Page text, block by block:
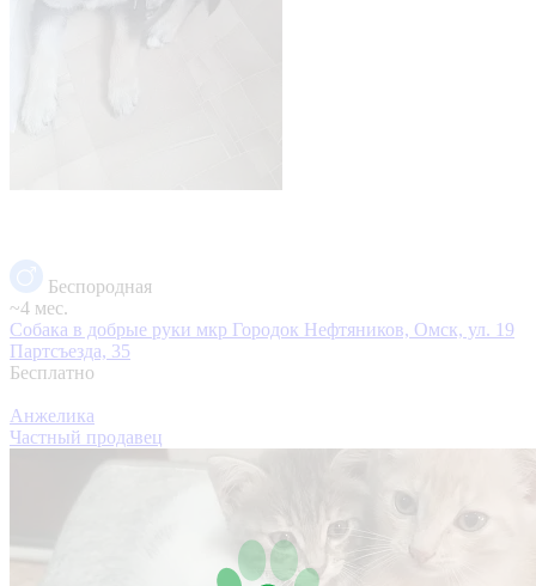
Беспородная
~4 мес.
Собака в добрые руки мкр Городок Нефтяников, Омск, ул. 19
Партсъезда, 35
Бесплатно
Анжелика
Частный продавец